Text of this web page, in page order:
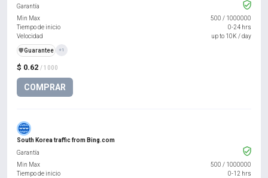
$ 0.62 / 1000
COMPRAR
Garantía
Min Max
500 / 1000000
Tiempo de inicio
0-24 hrs
Velocidad
up to 10K / day
️🛡️Guarantee +1
South Korea traffic from Bing.com
Garantía
Min Max
500 / 1000000
Tiempo de inicio
0-12 hrs